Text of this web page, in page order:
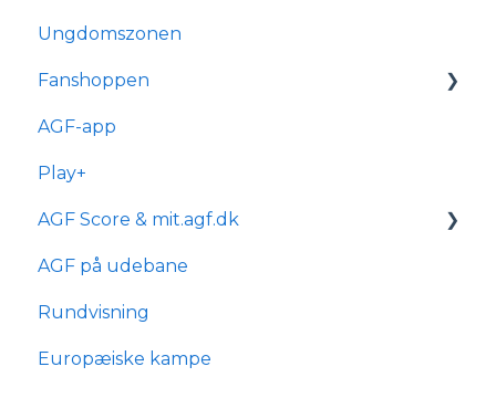
Generelle spørgsmål
Om reservationsabonnement
Billetkøb
Billetabonnement
Typer af billetabonnementer
Anciennitet
Ungdomszonen
Fanshoppen
Generelle spørgsmål
Bestilling & ordre
Levering
AGF-app
Play+
AGF Score & mit.agf.dk
mit.agf
AGF score
AGF på udebane
Rundvisning
Europæiske kampe